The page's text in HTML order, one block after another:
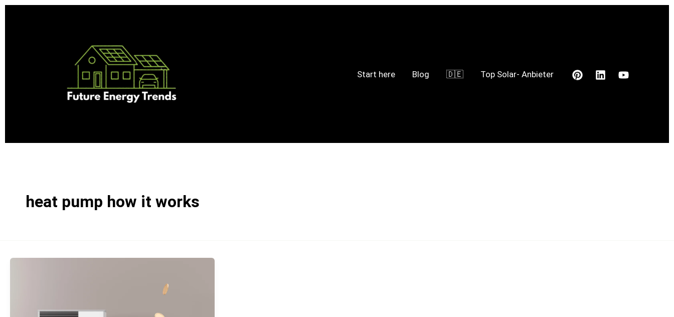
Skip
Start here Blog 🇩🇪 Top Solar- Anbieter
heat pump how it works